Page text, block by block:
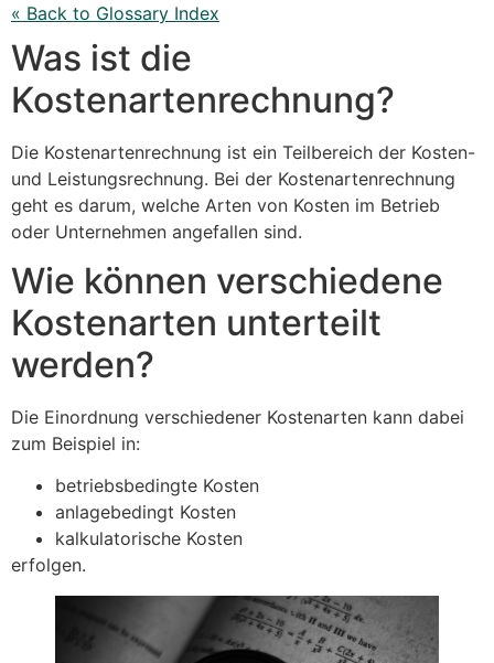
« Back to Glossary Index
Was ist die
Kostenartenrechnung?
Die Kostenartenrechnung ist ein Teilbereich der Kosten-
und Leistungsrechnung. Bei der Kostenartenrechnung
geht es darum, welche Arten von Kosten im Betrieb
oder Unternehmen angefallen sind.
Wie können verschiedene
Kostenarten unterteilt
werden?
Die Einordnung verschiedener Kostenarten kann dabei
zum Beispiel in:
betriebsbedingte Kosten
anlagebedingt Kosten
kalkulatorische Kosten
erfolgen.